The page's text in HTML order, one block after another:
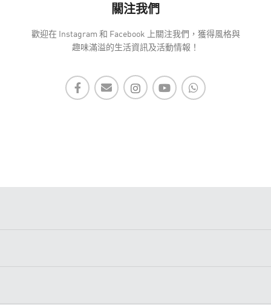
關注我們
歡迎在 Instagram 和 Facebook 上關注我們，獲得風格與
趣味滿溢的生活資訊及活動情報！